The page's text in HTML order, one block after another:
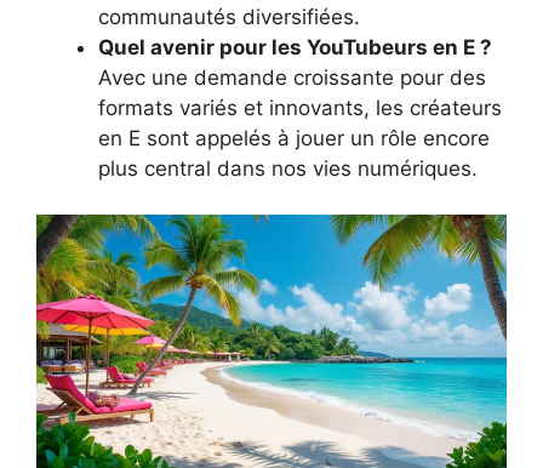
communautés diversifiées.
Quel avenir pour les YouTubeurs en E ?
Avec une demande croissante pour des
formats variés et innovants, les créateurs
en E sont appelés à jouer un rôle encore
plus central dans nos vies numériques.